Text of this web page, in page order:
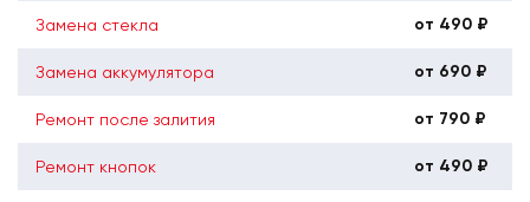
Замена стекла от 490 ₽
Замена аккумулятора от 690 ₽
Ремонт после залития от 790 ₽
Ремонт кнопок от 490 ₽